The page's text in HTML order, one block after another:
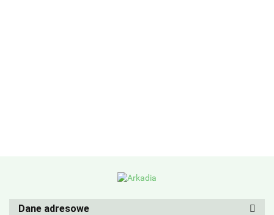
Dane adresowe